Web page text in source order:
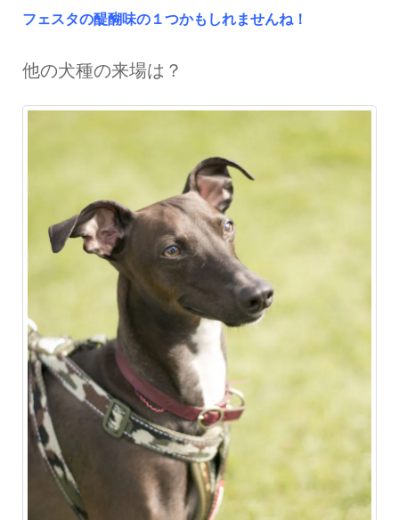
フェスタの醍醐味の１つかもしれませんね！
他の犬種の来場は？